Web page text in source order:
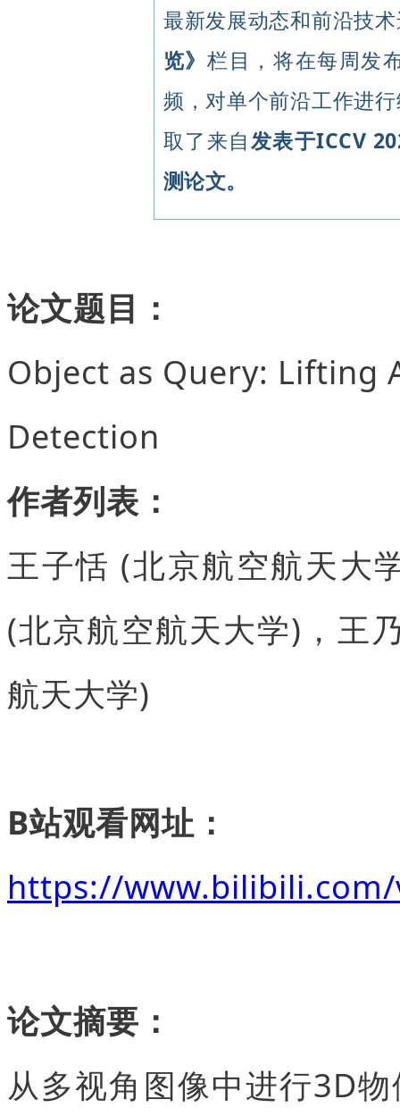
最新发展动态和前沿技
览》栏目，将在每周发
频，对单个前沿工作进
取了来自发表于ICCV
测论文。
论文题目：
Object as Query: Lifting
Detection
作者列表：
王子恬 (北京航空航天大
(北京航空航天大学)，王
航天大学)
B站观看网址：
https://
论文摘要：
从多视角图像中进行3D